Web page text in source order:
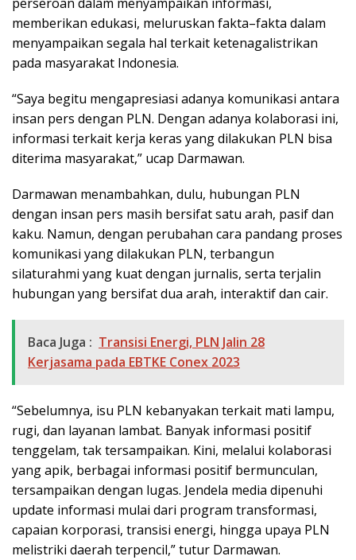
memberikan edukasi, meluruskan fakta–fakta dalam
menyampaikan segala hal terkait ketenagalistrikan
pada masyarakat Indonesia.
“Saya begitu mengapresiasi adanya komunikasi antara
insan pers dengan PLN. Dengan adanya kolaborasi ini,
informasi terkait kerja keras yang dilakukan PLN bisa
diterima masyarakat,” ucap Darmawan.
Darmawan menambahkan, dulu, hubungan PLN
dengan insan pers masih bersifat satu arah, pasif dan
kaku. Namun, dengan perubahan cara pandang proses
komunikasi yang dilakukan PLN, terbangun
silaturahmi yang kuat dengan jurnalis, serta terjalin
hubungan yang bersifat dua arah, interaktif dan cair.
Baca Juga : Transisi Energi, PLN Jalin 28
Kerjasama pada EBTKE Conex 2023
“Sebelumnya, isu PLN kebanyakan terkait mati lampu,
rugi, dan layanan lambat. Banyak informasi positif
tenggelam, tak tersampaikan. Kini, melalui kolaborasi
yang apik, berbagai informasi positif bermunculan,
tersampaikan dengan lugas. Jendela media dipenuhi
update informasi mulai dari program transformasi,
capaian korporasi, transisi energi, hingga upaya PLN
melistriki daerah terpencil,” tutur Darmawan.